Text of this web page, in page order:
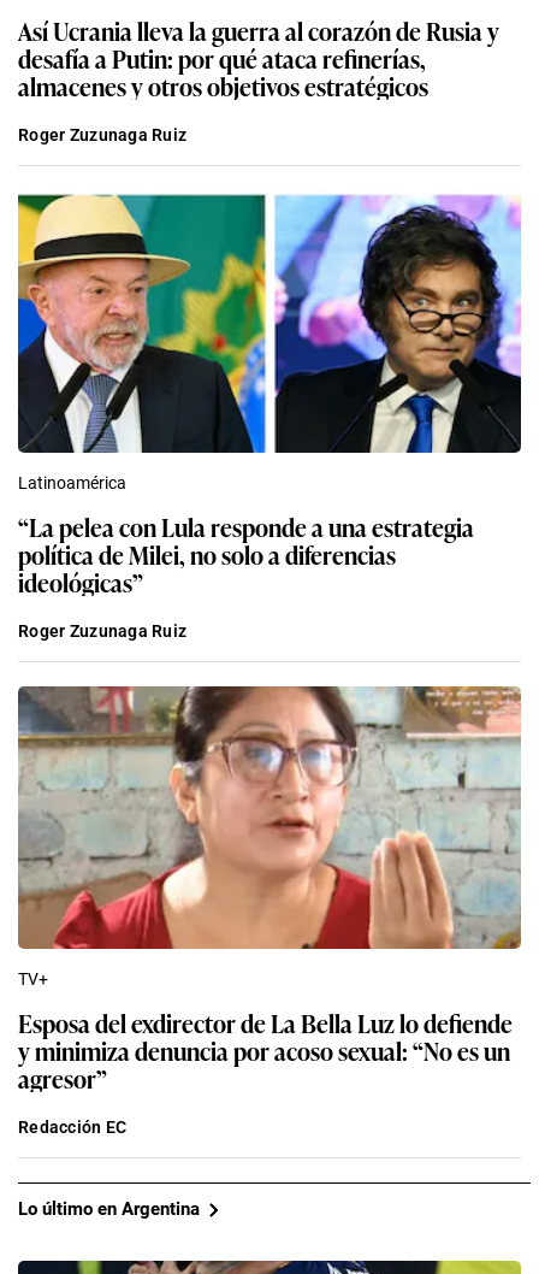
Así Ucrania lleva la guerra al corazón de Rusia y
desafía a Putin: por qué ataca refinerías,
almacenes y otros objetivos estratégicos
Roger Zuzunaga Ruiz
Latinoamérica
“La pelea con Lula responde a una estrategia
política de Milei, no solo a diferencias
ideológicas”
Roger Zuzunaga Ruiz
TV+
Esposa del exdirector de La Bella Luz lo defiende
y minimiza denuncia por acoso sexual: “No es un
agresor”
Redacción EC
Lo último en Argentina